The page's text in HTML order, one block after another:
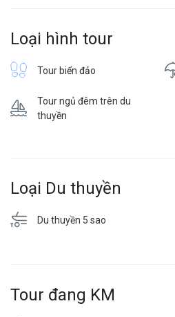
Loại hình tour
Tour biển đảo
Tour ngủ đêm trên du
thuyền
Loại Du thuyền
Du thuyền 5 sao
Tour đang KM